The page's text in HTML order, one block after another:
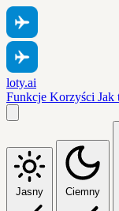
loty.ai
Funkcje Korzyści Jak
Jasny Ciemny